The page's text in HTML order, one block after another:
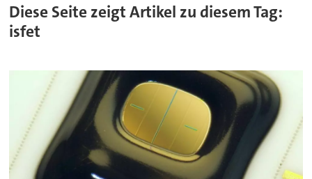
Diese Seite zeigt Artikel zu diesem Tag:
isfet